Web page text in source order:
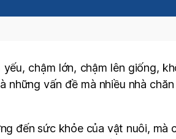
chậm lớn, chậm lên giống,
những vấn đề mà nhiều nhà
đến sức khỏe của vật nuôi,